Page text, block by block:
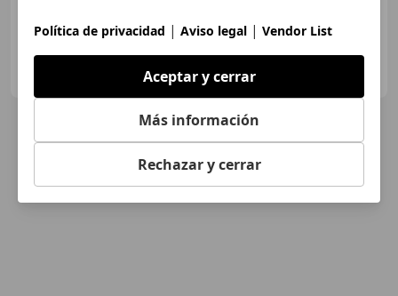
GRUPO FLEXICAR VALENCIA.
Política de privacidad | Aviso legal | Vendor List
Aceptar y cerrar
Más información
Rechazar y cerrar